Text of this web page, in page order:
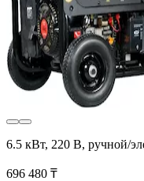
6.5 кВт, 220 В, ручной/
696 480 ₸